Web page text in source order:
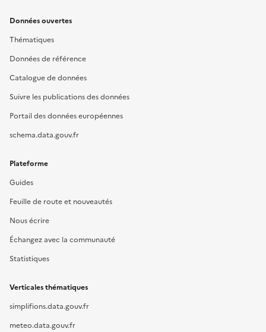
Données ouvertes
Thématiques
Données de référence
Catalogue de données
Suivre les publications des données
Portail des données européennes
schema.data.gouv.fr
Plateforme
Guides
Feuille de route et nouveautés
Nous écrire
Échangez avec la communauté
Statistiques
Verticales thématiques
simplifions.data.gouv.fr
meteo.data.gouv.fr